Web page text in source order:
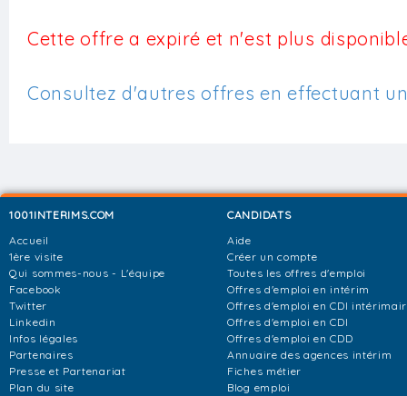
Cette offre a expiré et n'est plus
Consultez d'autres offres en effectuant
1001INTERIMS.COM
Accueil
1ère visite
Qui sommes-nous - L'équipe
Facebook
Twitter
Linkedin
Infos légales
Partenaires
Presse et Partenariat
Plan du site
CANDIDATS
Aide
Créer un compte
Toutes les offres d'emploi
Offres d'emploi en intérim
Offres d'emploi en CDI
Offres d'emploi en CDI
Offres d'emploi en CDD
Annuaire des agences intérim
Fiches métier
Blog emploi